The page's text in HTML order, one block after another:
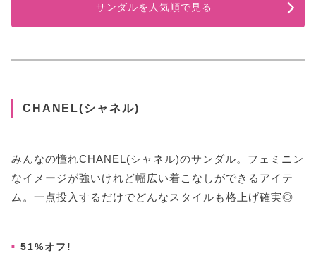
サンダルを人気順で見る
CHANEL(シャネル)
みんなの憧れCHANEL(シャネル)のサンダル。フェミニン
なイメージが強いけれど幅広い着こなしができるアイテ
ム。一点投入するだけでどんなスタイルも格上げ確実◎
51%オフ!